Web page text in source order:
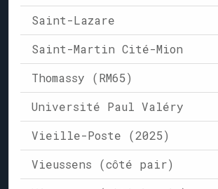
Saint-Lazare
Saint-Martin Cité-Mion
Thomassy (RM65)
Université Paul Valéry
Vieille-Poste (2025)
Vieussens (côté pair)